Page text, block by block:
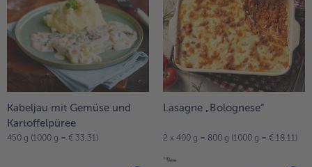
Kabeljau mit Gemüse und
Kartoffelpüree
450 g (1000 g = € 33,31)
Lasagne „Bolognese“
2 x 400 g = 800 g (1000 g = € 18,11)